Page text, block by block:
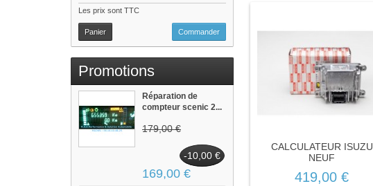
Les prix sont TTC
Panier Commander
Promotions
Réparation de
compteur scenic 2...
179,00 €
-10,00 €
169,00 €
CALCULATEUR ISUZU
NEUF
419,00 €